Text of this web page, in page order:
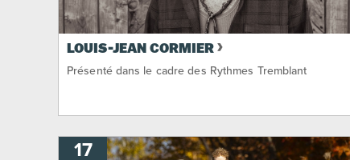
LOUIS-JEAN CORMIER
Présenté dans le cadre des Rythmes Tremblant
17